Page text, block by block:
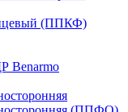
(ППКФ)
Benarmo